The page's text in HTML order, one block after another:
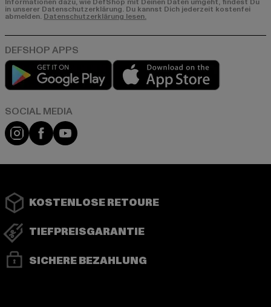
Informationen dazu, wie DefShop mit Deinen Daten umgeht, findest Du
in unserer Datenschutzerklärung. Du kannst Dich jederzeit kostenfei
abmelden. Datenschutzerklärung lesen.
Play market
Instagram
FacebookYouTube
KOSTENLOSE RETOURE
TIEFPREISGARANTIE
SICHERE BEZAHLUNG